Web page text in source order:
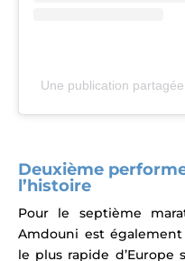
Une publication
Deuxième
l’histoire
Pour le septième
Amdouni est
le plus rapide